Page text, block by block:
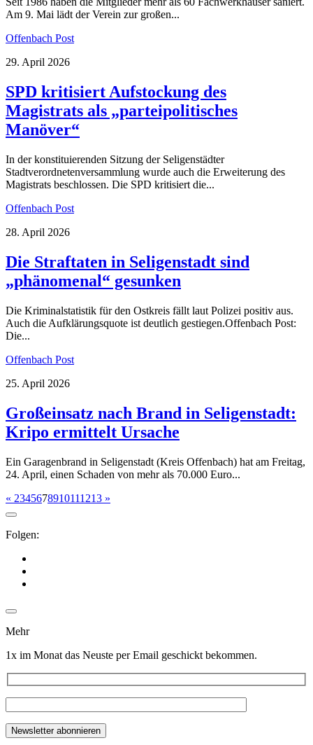
Am 9. Mai lädt der Verein zur großen...
Offenbach Post
29. April 2026
SPD kritisiert Aufstockung des
Magistrats als „parteipolitisches
Manöver“
In der konstituierenden Sitzung der Seligenstädter
Stadtverordnetenversammlung wurde auch die Erweiterung des
Magistrats beschlossen. Die SPD kritisiert die...
Offenbach Post
28. April 2026
Die Straftaten in Seligenstadt sind
„phänomenal“ gesunken
Die Kriminalstatistik für den Ostkreis fällt laut Polizei positiv aus.
Auch die Aufklärungsquote ist deutlich gestiegen.Offenbach Post:
Die...
Offenbach Post
25. April 2026
Großeinsatz nach Brand in Seligenstadt:
Kripo ermittelt Ursache
Ein Garagenbrand in Seligenstadt (Kreis Offenbach) hat am Freitag,
24. April, einen Schaden von mehr als 70.000 Euro...
« 2345678910111213 »
Folgen:
Mehr
1x im Monat das Neuste per Email geschickt bekommen.